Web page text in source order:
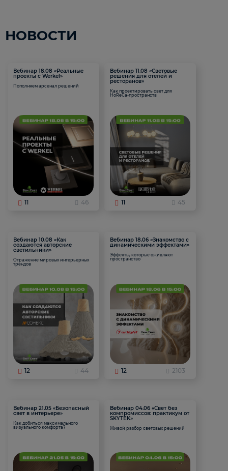
НОВОСТИ
Вебинар 18.08 «Реальные
проекты с Werkel»
Пополняем арсенал решений
11 46
Вебинар 11.08 «Световые
решения для отелей и
ресторанов»
Как проектировать свет для
HoReCa-пространств
11 45
Вебинар 10.08 «Как
создаются авторские
светильники»
Отражение мировых интерьерных
трендов
12 44
Вебинар 18.06 «Знакомство с
динамическими эффектами»
Эффекты, которые оживляют
пространство
12 2103
Вебинар 21.05 «Безопасный
свет в интерьере»
Как добиться максимального
визуального комфорта?
Вебинар 04.06 «Свет без
компромиссов: практикум от
SKYTEK»
Живой разбор световых решений